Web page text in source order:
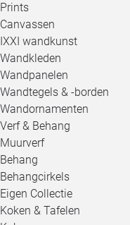
Prints
Canvassen
IXXI wandkunst
Wandkleden
Wandpanelen
Wandtegels & -borden
Wandornamenten
Verf & Behang
Muurverf
Behang
Behangcirkels
Eigen Collectie
Koken & Tafelen